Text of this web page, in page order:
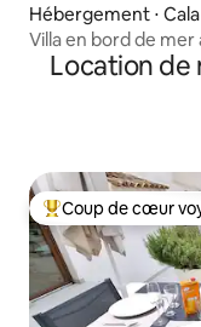
Hébergement ⋅
Villa en bord de mer
Location de
Coups de cœur
Coup de cœur